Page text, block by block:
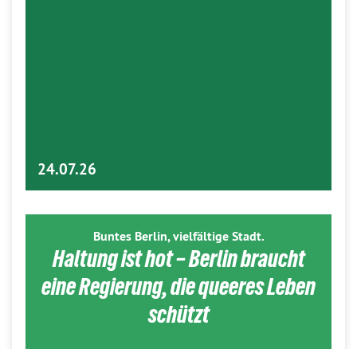
24.07.26
Buntes Berlin, vielfältige Stadt.
Haltung ist hot – Berlin braucht
eine Regierung, die queeres Leben
schützt